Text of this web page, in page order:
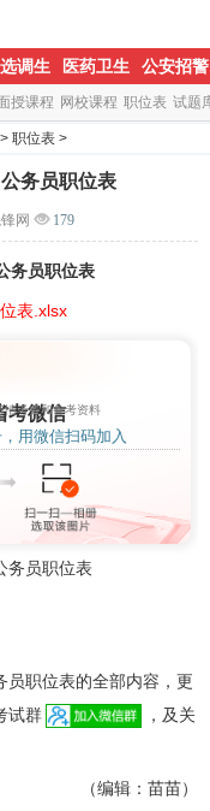
选调生 医药卫生 公安招警
授课程 网校课程 职位表 试题
>职位表 >
务员职位表
网 179
务员职位表
表.xlsx
考微信
用微信扫码加入
情考务和备考资料
员职位表
职位表的全部内容，更
试群
，及关
（编辑：苗苗）